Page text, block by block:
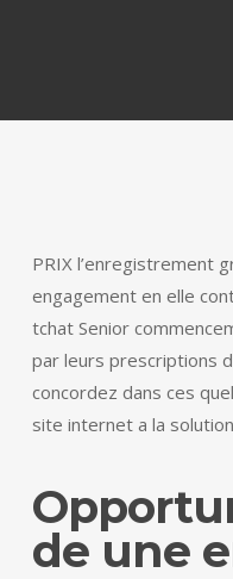
PRIX l’enregistrement
engagement en elle
tchat Senior
par leurs prescriptions
concordez dans ces
site internet a la solution
de une